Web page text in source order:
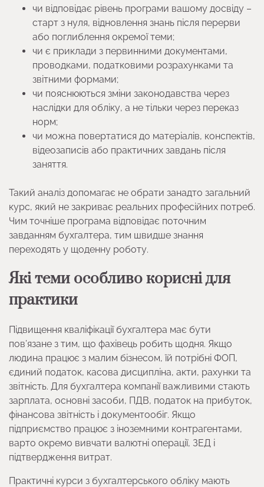
чи відповідає рівень програми вашому досвіду –
старт з нуля, відновлення знань після перерви
або поглиблення окремої теми;
чи є приклади з первинними документами,
проводками, податковими розрахунками та
звітними формами;
чи пояснюються зміни законодавства через
наслідки для обліку, а не тільки через переказ
норм;
чи можна повертатися до матеріалів, конспектів,
відеозаписів або практичних завдань після
заняття.
Такий аналіз допомагає не обрати занадто загальний
курс, який не закриває реальних професійних потреб.
Чим точніше програма відповідає поточним
завданням бухгалтера, тим швидше знання
переходять у щоденну роботу.
Які теми особливо корисні для
практики
Підвищення кваліфікації бухгалтера має бути
пов’язане з тим, що фахівець робить щодня. Якщо
людина працює з малим бізнесом, їй потрібні ФОП,
єдиний податок, касова дисципліна, акти, рахунки та
звітність. Для бухгалтера компанії важливими стають
зарплата, основні засоби, ПДВ, податок на прибуток,
фінансова звітність і документообіг. Якщо
підприємство працює з іноземними контрагентами,
варто окремо вивчати валютні операції, ЗЕД і
підтвердження витрат.
Практичні курси з бухгалтерського обліку мають